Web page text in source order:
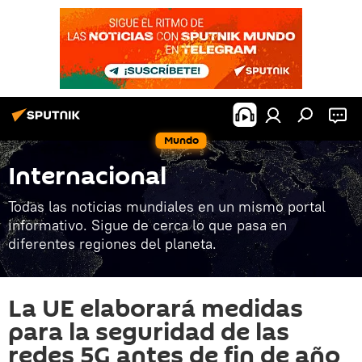
Mundo
Internacional
Todas las noticias mundiales en un mismo portal
informativo. Sigue de cerca lo que pasa en
diferentes regiones del planeta.
La UE elaborará medidas
para la seguridad de las